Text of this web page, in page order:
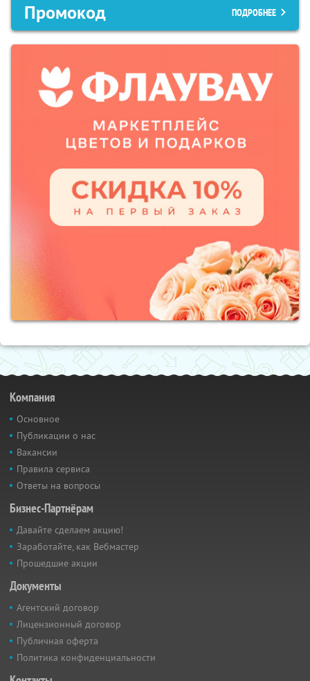
Промокод ПОДРОБНЕЕ
Компания
Основное
Публикации о нас
Вакансии
Правила сервиса
Ответы на вопросы
Бизнес-Партнёрам
Давайте сделаем акцию!
Заработайте, как Вебмастер
Прошедшие акции
Документы
Агентский договор
Лицензионный договор
Публичная оферта
Политика конфиденциальности